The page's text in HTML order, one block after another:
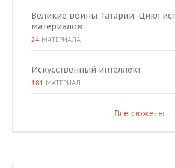
Великие воины Татарии. Цикл
материалов
24 МАТЕРИАЛА
Искусственный интеллект
181 МАТЕРИАЛ
Все сюжеты